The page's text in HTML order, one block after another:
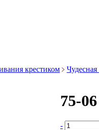
крестиком
75-
-